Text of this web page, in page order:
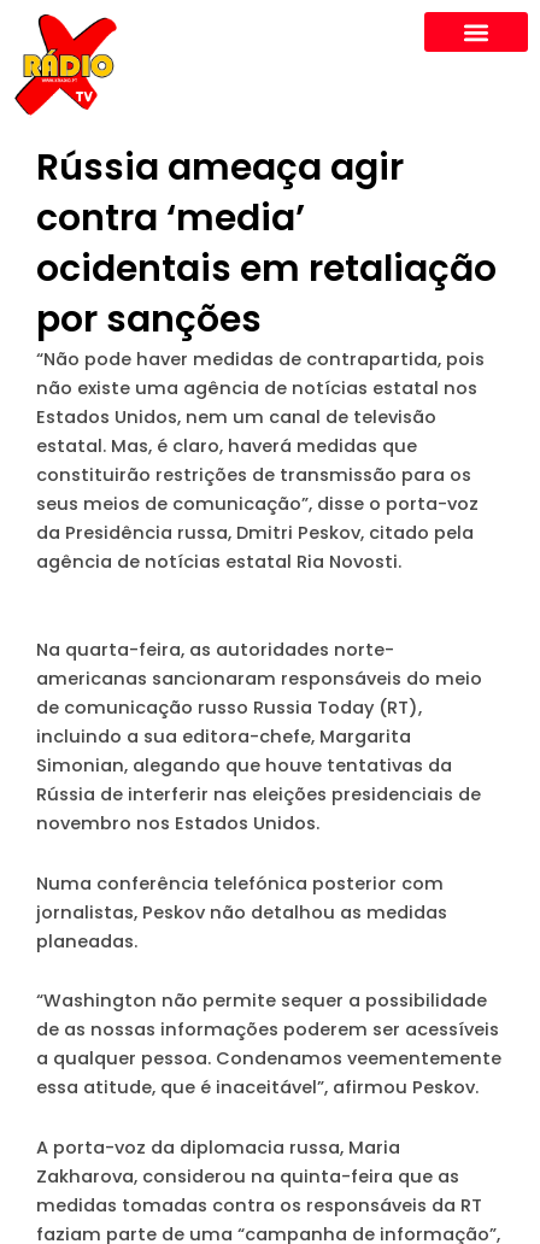
content
Rússia ameaça agir
contra ‘media’
ocidentais em retaliação
por sanções
“Não pode haver medidas de contrapartida, pois
não existe uma agência de notícias estatal nos
Estados Unidos, nem um canal de televisão
estatal. Mas, é claro, haverá medidas que
constituirão restrições de transmissão para os
seus meios de comunicação”, disse o porta-voz
da Presidência russa, Dmitri Peskov, citado pela
agência de notícias estatal Ria Novosti.
Na quarta-feira, as autoridades norte-
americanas sancionaram responsáveis do meio
de comunicação russo Russia Today (RT),
incluindo a sua editora-chefe, Margarita
Simonian, alegando que houve tentativas da
Rússia de interferir nas eleições presidenciais de
novembro nos Estados Unidos.
Numa conferência telefónica posterior com
jornalistas, Peskov não detalhou as medidas
planeadas.
“Washington não permite sequer a possibilidade
de as nossas informações poderem ser acessíveis
a qualquer pessoa. Condenamos veementemente
essa atitude, que é inaceitável”, afirmou Peskov.
A porta-voz da diplomacia russa, Maria
Zakharova, considerou na quinta-feira que as
medidas tomadas contra os responsáveis da RT
faziam parte de uma “campanha de informação”,